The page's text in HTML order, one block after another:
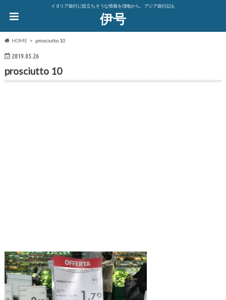
イタリア旅行に役立ちそうな情報を現地から。アジア旅行記も
伊号
HOME prosciutto 10
2019.05.26
prosciutto 10